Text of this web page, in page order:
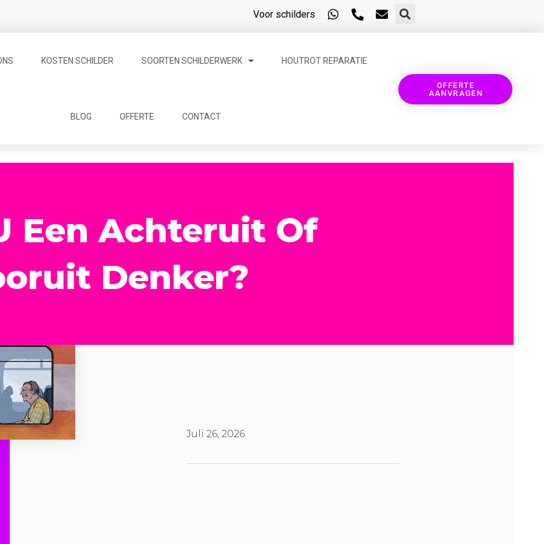
Voor schilders
KOSTEN SCHILDER SOORTEN SCHILDERWERK HOUTROT REPARATIE
BLOG OFFERTE CONTACT
OFFERTE
AANVRAGEN
Een Achteruit Of
Denker?
Juli 26, 2026